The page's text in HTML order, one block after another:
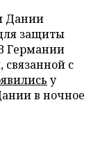
Дании
защиты
Германии
связанной с
у
в ночное